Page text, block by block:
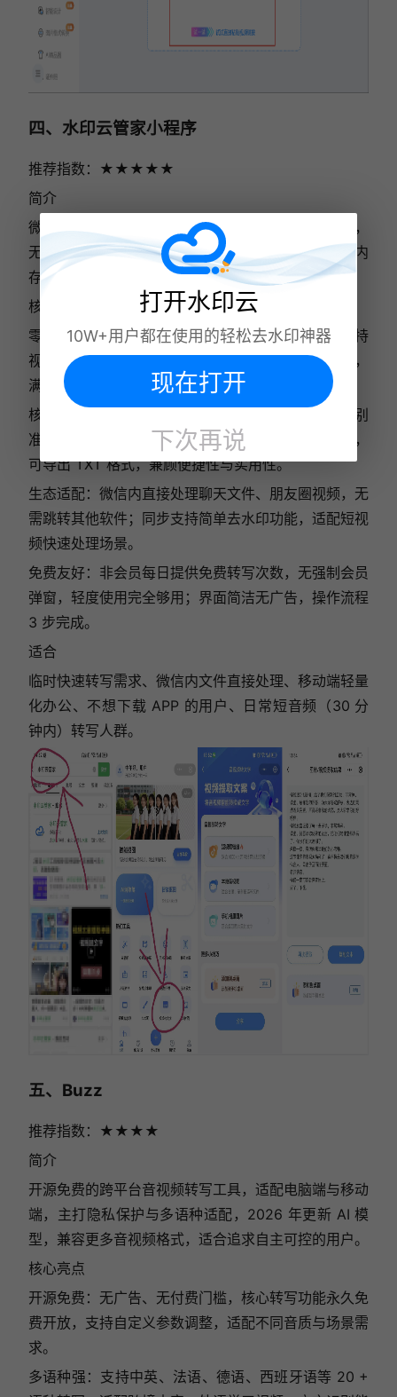
四、水印云管家小程序
推荐指数：★★★★ ★
简介
微信生态轻量化转写工具，依托水印云核心 AI 技术，
无需下载 APP，打开即用、用完即走，不占用手机内
存，是 2026 年临时转写需求的便捷之选。
核心亮点
零门槛使用：微信直接搜索进入，无需注册登录，支持
视频、音频双格式转写，单次最长支持 30 分钟内容，
满足日常临时需求。
核心功能齐全：延续水印云高准识别优势，普通话识别
准确率 95%+；转写结果支持在线编辑、快速复制，
可导出 TXT 格式，兼顾便捷性与实用性。
生态适配：微信内直接处理聊天文件、朋友圈视频，无
需跳转其他软件；同步支持简单去水印功能，适配短视
频快速处理场景。
免费友好：非会员每日提供免费转写次数，无强制会员
弹窗，轻度使用完全够用；界面简洁无广告，操作流程
3 步完成。
适合
临时快速转写需求、微信内文件直接处理、移动端轻量
化办公、不想下载 APP 的用户、日常短音频（30 分
钟内）转写人群。
五、Buzz
推荐指数：★★★★
简介
开源免费的跨平台音视频转写工具，适配电脑端与移动
端，主打隐私保护与多语种适配，2026 年更新 AI 模
型，兼容更多音视频格式，适合追求自主可控的用户。
核心亮点
开源免费：无广告、无付费门槛，核心转写功能永久免
费开放，支持自定义参数调整，适配不同音质与场景需
求。
多语种强：支持中英、法语、德语、西班牙语等 20 +
打开水印云
10W+用户都在使用的轻松去水印神器
现在打开
下次再说